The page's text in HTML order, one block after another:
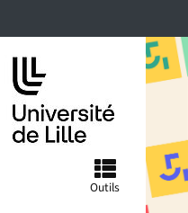
Outils